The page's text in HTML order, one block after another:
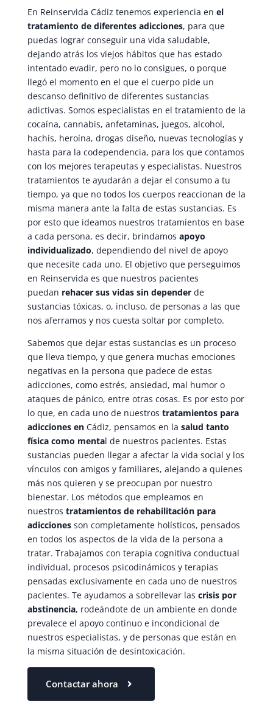
En Reinservida Cádiz tenemos experiencia en el
tratamiento de diferentes adicciones, para que
puedas lograr conseguir una vida saludable,
dejando atrás los viejos hábitos que has estado
intentado evadir, pero no lo consigues, o porque
llegó el momento en el que el cuerpo pide un
descanso definitivo de diferentes sustancias
adictivas. Somos especialistas en el tratamiento de la
cocaína, cannabis, anfetaminas, juegos, alcohol,
hachís, heroína, drogas diseño, nuevas tecnologías y
hasta para la codependencia, para los que contamos
con los mejores terapeutas y especialistas. Nuestros
tratamientos te ayudarán a dejar el consumo a tu
tiempo, ya que no todos los cuerpos reaccionan de la
misma manera ante la falta de estas sustancias. Es
por esto que ideamos nuestros tratamientos en base
a cada persona, es decir, brindamos apoyo
individualizado, dependiendo del nivel de apoyo
que necesite cada uno. El objetivo que perseguimos
en Reinservida es que nuestros pacientes
puedan rehacer sus vidas sin dependerde
sustancias tóxicas, o, incluso, de personas a las que
nos aferramos y nos cuesta soltar por completo.
Sabemos que dejar estas sustancias es un proceso
que lleva tiempo, y que genera muchas emociones
negativas en la persona que padece de estas
adicciones, como estrés, ansiedad, mal humor o
ataques de pánico, entre otras cosas. Es por esto por
lo que, en cada uno de nuestros tratamientos para
adicciones en Cádiz, pensamos en la salud tanto
física como mental de nuestros pacientes. Estas
sustancias pueden llegar a afectar la vida social y los
vínculos con amigos y familiares, alejando a quienes
más nos quieren y se preocupan por nuestro
bienestar. Los métodos que empleamos en
nuestros tratamientos de rehabilitación para
adiccionesson completamente holísticos, pensados
en todos los aspectos de la vida de la persona a
tratar. Trabajamos con terapia cognitiva conductual
individual, procesos psicodinámicos y terapias
pensadas exclusivamente en cada uno de nuestros
pacientes. Te ayudamos a sobrellevar las crisis por
abstinencia, rodeándote de un ambiente en donde
prevalece el apoyo continuo e incondicional de
nuestros especialistas, y de personas que están en
la misma situación de desintoxicación.
Contactar ahora